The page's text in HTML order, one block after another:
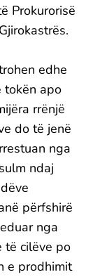
Prokurorisë
edhe
tokën apo
rrënjë
do të jenë
nga
ndaj
përfshirë
nga
të cilëve po
e prodhimit